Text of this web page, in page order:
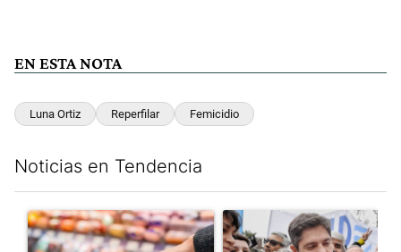
EN ESTA NOTA
Luna Ortiz Reperfilar Femicidio
Noticias en Tendencia
Un artículo de tendencia con el título "Inflación: economistas
Un artículo de tendencia con